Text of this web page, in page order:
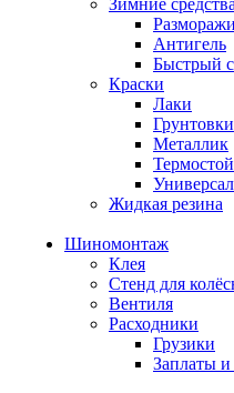
Зимние средства
Антигель
Быстрый
Краски
Лаки
Грунтовки
Металлик
Жидкая резина
Шиномонтаж
Клея
Стенд для
Вентиля
Расходники
Грузики
Заплаты